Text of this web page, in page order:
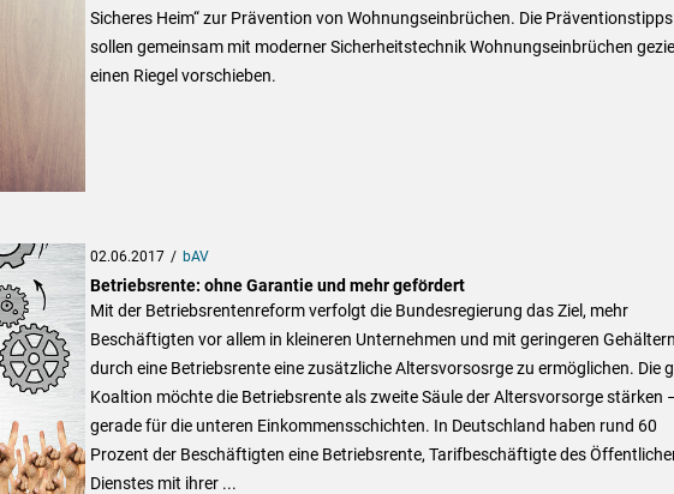
Sicheres Heim“ zur Prävention von Wohnungseinbrüchen. Die Präventionstipps
sollen gemeinsam mit moderner Sicherheitstechnik Wohnungseinbrüchen
einen Riegel vorschieben.
02.06.2017 bAV
Betriebsrente: ohne Garantie und mehr gefördert
Mit der Betriebsrentenreform verfolgt die Bundesregierung das Ziel, mehr
Beschäftigten vor allem in kleineren Unternehmen und mit geringeren
durch eine Betriebsrente eine zusätzliche Altersvorsosrge zu ermöglichen. Die
Koaltion möchte die Betriebsrente als zweite Säule der Altersvorsorge stärken
gerade für die unteren Einkommensschichten. In Deutschland haben rund 60
Prozent der Beschäftigten eine Betriebsrente, Tarifbeschäftigte des
Dienstes mit ihrer ...